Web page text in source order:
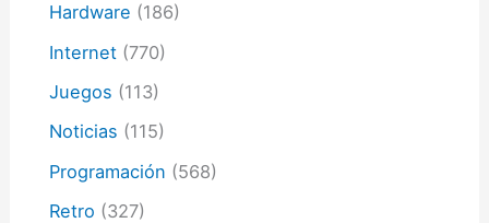
Hardware (186)
Internet (770)
Juegos (113)
Noticias (115)
Programación (568)
Retro (327)